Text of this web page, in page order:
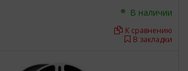
В наличии
В закладки
К сравнению